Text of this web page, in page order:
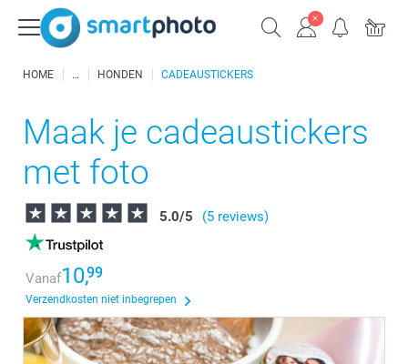
HOME HONDEN CADEAUSTICKERS
Maak je cadeaustickers
met foto
5.0/5 (5 reviews)
Vanaf10,99
Verzendkosten niet inbegrepen